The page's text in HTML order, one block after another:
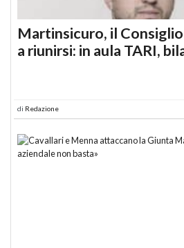
Martinsicuro, il
a riunirsi: in aula TARI,
di Redazione